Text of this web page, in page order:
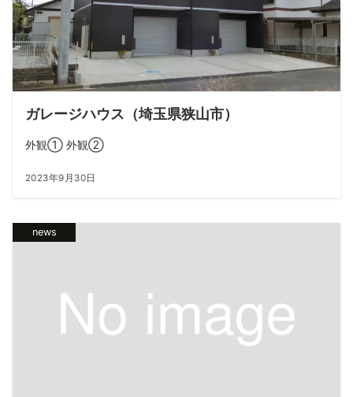
ガレージハウス（埼玉県狭山市）
外観① 外観②
2023年9月30日
news